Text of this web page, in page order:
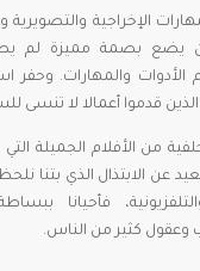
الإخراجية والتصويرية
يضع بصمة مميزة لم
الأدوات والمهارات. وحفر
قدموا أعمالا لا تنسى
من الأفلام الجميلة
عن الابتذال الذي بتنا
فأحيانا
كثير من الناس.